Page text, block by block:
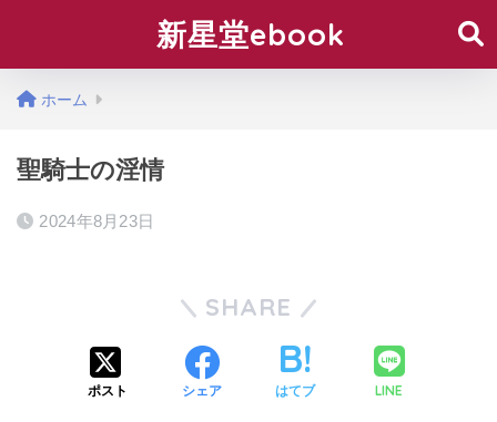
新星堂ebook
ホーム
聖騎士の淫情
2024年8月23日
SHARE
ポスト シェア はてブ LINE